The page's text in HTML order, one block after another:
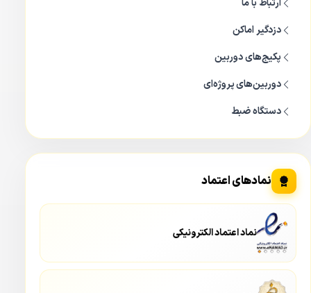
ارتباط با ما
دزدگیر اماکن
پکیج‌های دوربین
دوربین‌های پروژه‌ای
دستگاه ضبط
نمادهای اعتماد
نماد اعتماد الکترونیکی